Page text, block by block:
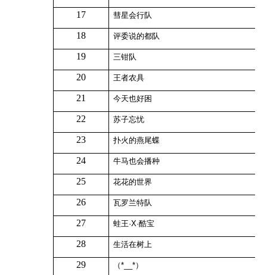
17 彗星会行队
18 评委说的都队
19 三钳队
20 王者农具
21 今天也好困
22 苏子忘忧
23 扑火的燕尾蝶
24 牛马也会播种
25 花花的世界
26 瓦罗兰特队
27 蛙王·X·酷宝
28 生活在树上
29 （*__*）